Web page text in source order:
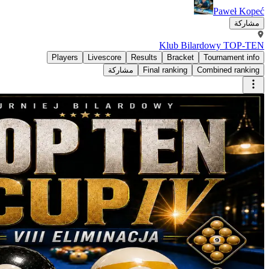
Results
Livescore
Players
Final
مشاركة